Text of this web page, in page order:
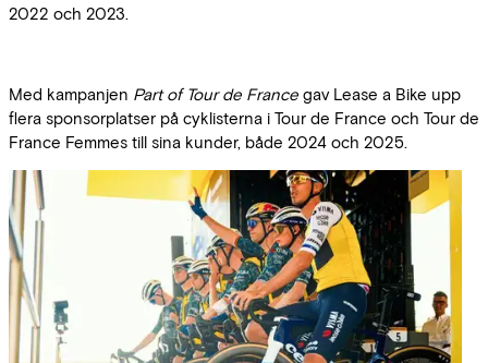
2022 och 2023.
Med kampanjen Part of Tour de France gav Lease a Bike upp
flera sponsorplatser på cyklisterna i Tour de France och Tour de
France Femmes till sina kunder, både 2024 och 2025.